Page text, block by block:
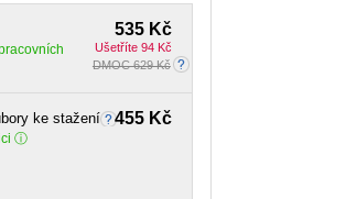
535 Kč
Ušetříte 94 Kč
DMOC 629 Kč
455 Kč
ke stažení